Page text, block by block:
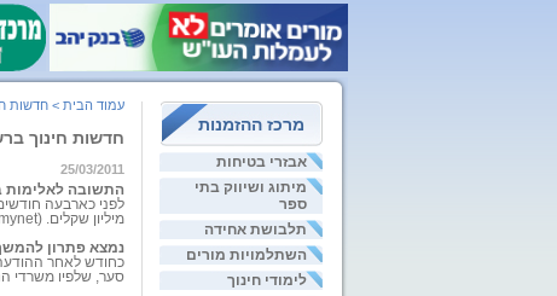
מרכז ההזמנות
אבזרי בטיחות
מיתוג ושיווק בתי
ספר
תלבושת אחידה
השתלמויות מורים
לימודי חינוך
עמוד הבית > חדשות
חדשות חינוך ברשת
25/03/2011
התשובה לאלימות
מיליון שקלים. (mynet)
נמצא פתרון
כחודש לאחר
סער, שלפיו משרדי